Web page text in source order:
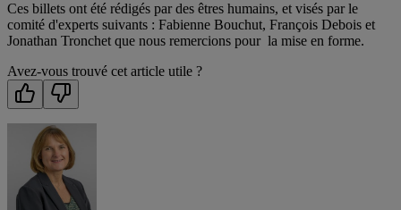
Ces billets ont été rédigés par des êtres humains, et visés par le
comité d'experts suivants : Fabienne Bouchut, François Debois et
Jonathan Tronchet que nous remercions pour la mise en forme.
Avez-vous trouvé cet article utile ?